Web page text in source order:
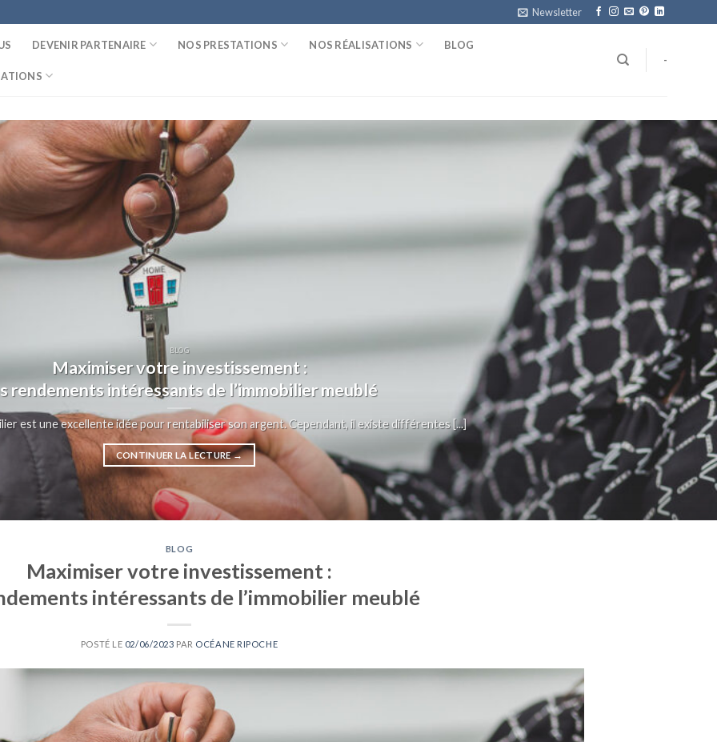
Newsletter
DEVENIR PARTENAIRE NOS PRESTATIONS NOS RÉALISATIONS BLOG
-
BLOG
Maximiser votre investissement :
rendements intéressants de l’immobilier meublé
est une excellente idée pour rentabiliser son argent. Cependant, il existe différentes [...]
CONTINUER LA LECTURE→
BLOG
Maximiser votre investissement :
intéressants de l’immobilier meublé
POSTÉ LE 02/06/2023 PAR OCÉANE RIPOCHE